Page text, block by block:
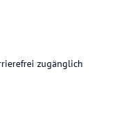
zugänglich